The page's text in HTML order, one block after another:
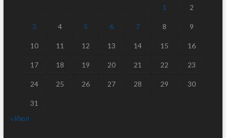
1 2
3 4 5 6 7 8 9
10 11 12 13 14 15 16
17 18 19 20 21 22 23
24 25 26 27 28 29 30
31
« Июл